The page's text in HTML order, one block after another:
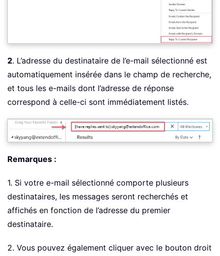
2. L’adresse du destinataire de l’e-mail sélectionné est
automatiquement insérée dans le champ de recherche,
et tous les e-mails dont l’adresse de réponse
correspond à celle-ci sont immédiatement listés.
Remarques :
1. Si votre e-mail sélectionné comporte plusieurs
destinataires, les messages seront recherchés et
affichés en fonction de l’adresse du premier
destinataire.
2. Vous pouvez également cliquer avec le bouton droit